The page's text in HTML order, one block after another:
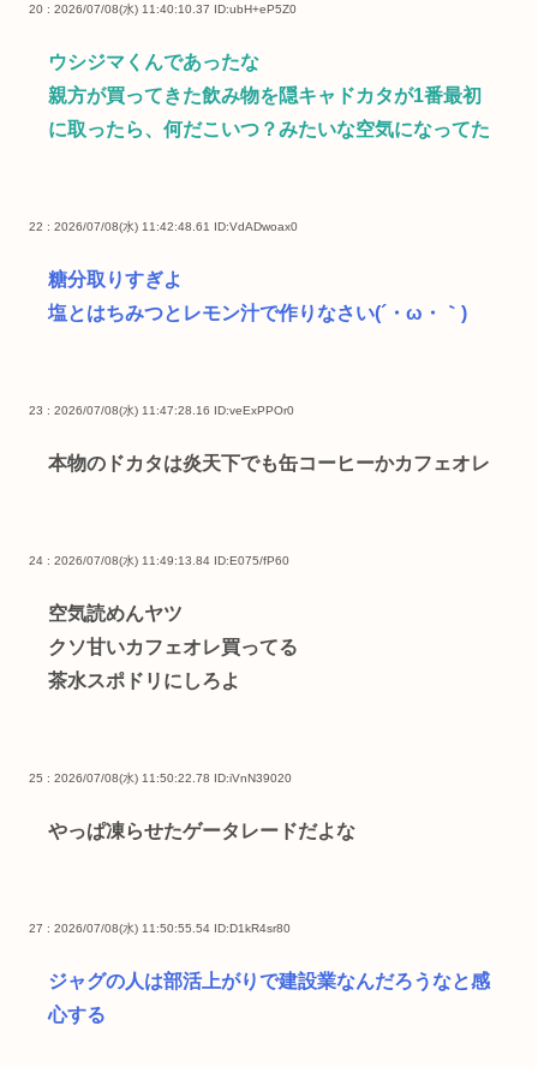
20 : 2026/07/08(水) 11:40:10.37 ID:ubH+eP5Z0
ウシジマくんであったな
親方が買ってきた飲み物を隠キャドカタが1番最初
に取ったら、何だこいつ？みたいな空気になってた
22 : 2026/07/08(水) 11:42:48.61 ID:VdADwoax0
糖分取りすぎよ
塩とはちみつとレモン汁で作りなさい(´・ω・｀)
23 : 2026/07/08(水) 11:47:28.16 ID:veExPPOr0
本物のドカタは炎天下でも缶コーヒーかカフェオレ
24 : 2026/07/08(水) 11:49:13.84 ID:E075/fP60
空気読めんヤツ
クソ甘いカフェオレ買ってる
茶水スポドリにしろよ
25 : 2026/07/08(水) 11:50:22.78 ID:iVnN39020
やっぱ凍らせたゲータレードだよな
27 : 2026/07/08(水) 11:50:55.54 ID:D1kR4sr80
ジャグの人は部活上がりで建設業なんだろうなと感
心する